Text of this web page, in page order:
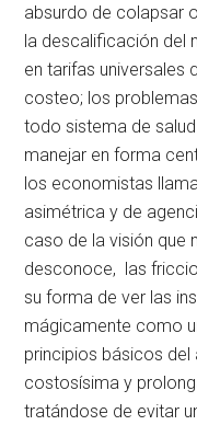
absurdo de colapsar
la descalificación del
en tarifas universales
costeo; los
todo sistema de
manejar en forma
los economistas
asimétrica y de
caso de la visión que
desconoce, las
su forma de ver las
mágicamente como
principios básicos
costosísima y
tratándose de evitar